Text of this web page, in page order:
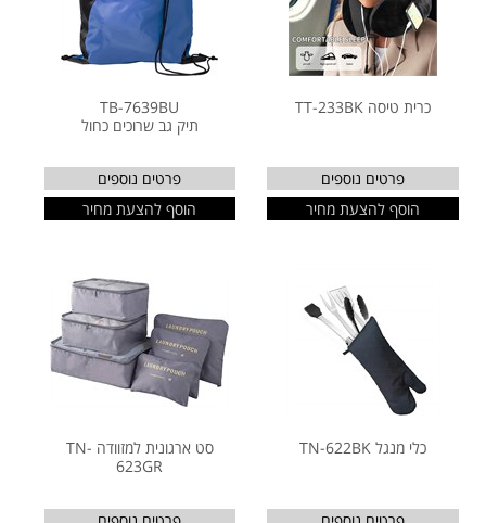
כרית טיסה TT-233BK
פרטים נוספים
הוסף להצעת מחיר
TB-7639BU
תיק גב שרוכים כחול
פרטים נוספים
הוסף להצעת מחיר
כלי מנגל TN-622BK
סט ארגונית למזוודה TN-
623GR